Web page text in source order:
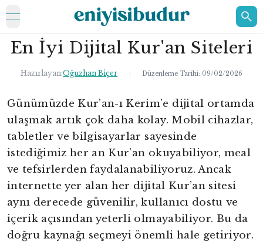
open navigation menu
ELEKTRONİK
EV
KOZMETİK
HAKKIMIZDA
İLETİŞİM
En İyi Dijital Kur'an Siteleri
Hazırlayan:Oğuzhan Biçer Düzenleme Tarihi: 09/02/2026
Günümüzde Kur’an-ı Kerim’e dijital ortamda
ulaşmak artık çok daha kolay. Mobil cihazlar,
tabletler ve bilgisayarlar sayesinde
istediğimiz her an Kur’an okuyabiliyor, meal
ve tefsirlerden faydalanabiliyoruz. Ancak
internette yer alan her dijital Kur’an sitesi
aynı derecede güvenilir, kullanıcı dostu ve
içerik açısından yeterli olmayabiliyor. Bu da
doğru kaynağı seçmeyi önemli hale getiriyor.